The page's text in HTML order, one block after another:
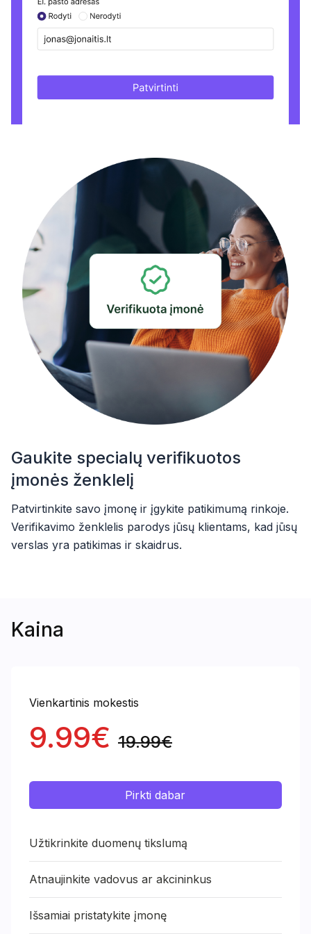
Gaukite specialų verifikuotos
įmonės ženklelį
Patvirtinkite savo įmonę ir įgykite patikimumą rinkoje.
Verifikavimo ženklelis parodys jūsų klientams, kad jūsų
verslas yra patikimas ir skaidrus.
Kaina
Vienkartinis mokestis
9.99€ 19.99€
Pirkti dabar
Užtikrinkite duomenų tikslumą
Atnaujinkite vadovus ar akcininkus
Išsamiai pristatykite įmonę